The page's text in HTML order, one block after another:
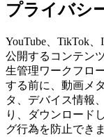
プライバシ
YouTube、TikTok
公開するコンテン
生管理ワークフロ
する前に、動画メ
タ、デバイス情報
り、ダウンロード
グ行為を防止でき